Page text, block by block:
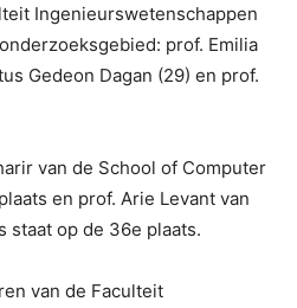
Ingenieurswetenschappen
prof. Emilia
Gedeon Dagan (29) en prof.
van de School of Computer
en prof. Arie Levant van
staat op de 36e plaats.
van de Faculteit